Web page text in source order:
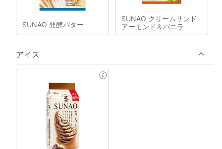
SUNAO 発酵バター
SUNAO クリームサンド
アーモンド＆バニラ
アイス